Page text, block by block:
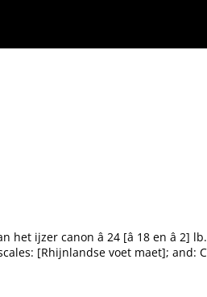
ijzer canon â 24 [â 18 en â 2]
[Rhijnlandse voet maet]; and: